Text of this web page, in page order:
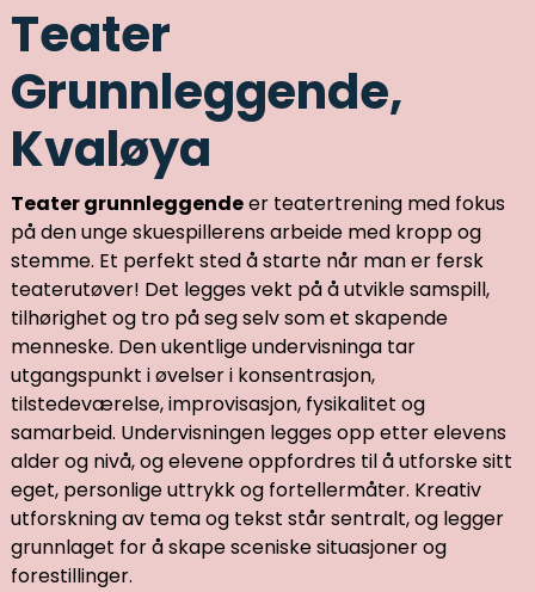
Teater
Grunnleggende,
Kvaløya
Teater grunnleggendeer teatertrening med fokus
på den unge skuespillerens arbeide med kropp og
stemme. Et perfekt sted å starte når man er fersk
teaterutøver! Det legges vekt på å utvikle samspill,
tilhørighet og tro på seg selv som et skapende
menneske. Den ukentlige undervisninga tar
utgangspunkt i øvelser i konsentrasjon,
tilstedeværelse, improvisasjon, fysikalitet og
samarbeid. Undervisningen legges opp etter elevens
alder og nivå, og elevene oppfordres til å utforske sitt
eget, personlige uttrykk og fortellermåter. Kreativ
utforskning av tema og tekst står sentralt, og legger
grunnlaget for å skape sceniske situasjoner og
forestillinger.